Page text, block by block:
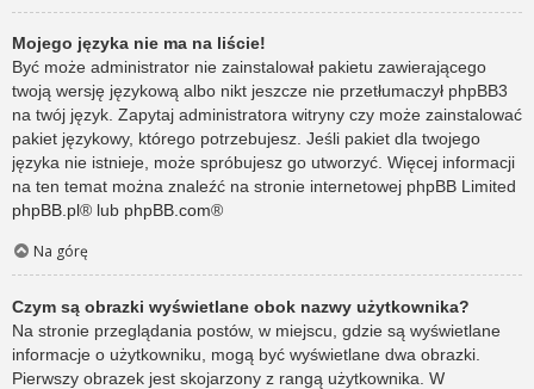
Mojego języka nie ma na liście!
Być może administrator nie zainstalował pakietu zawierającego
twoją wersję językową albo nikt jeszcze nie przetłumaczył phpBB3
na twój język. Zapytaj administratora witryny czy może zainstalować
pakiet językowy, którego potrzebujesz. Jeśli pakiet dla twojego
języka nie istnieje, może spróbujesz go utworzyć. Więcej informacji
na ten temat można znaleźć na stronie internetowej phpBB Limited
phpBB.pl® lub phpBB.com®
Na górę
Czym są obrazki wyświetlane obok nazwy użytkownika?
Na stronie przeglądania postów, w miejscu, gdzie są wyświetlane
informacje o użytkowniku, mogą być wyświetlane dwa obrazki.
Pierwszy obrazek jest skojarzony z rangą użytkownika. W